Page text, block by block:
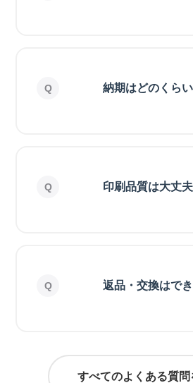
納期はどのくら
印刷品質は大丈
返品・交換はで
すべてのよくある質